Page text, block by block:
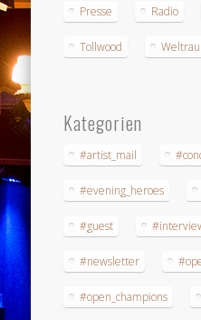
Presse Radio
Tollwood
Kategorien
#artist_mail
#evening_heroes
#guest
#newsletter
#open_champions